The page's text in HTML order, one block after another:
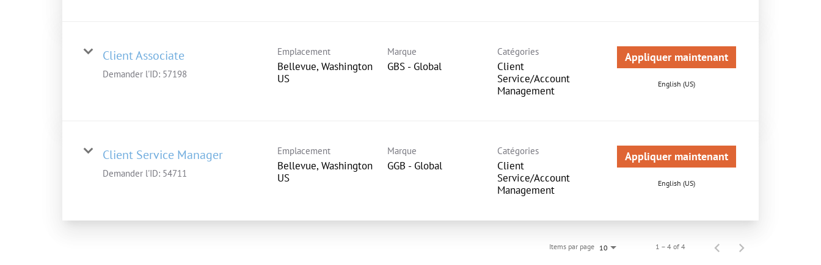
Client Associate
Demander l'ID: 57198
Emplacement
Bellevue, Washington
Marque
GBS - Global
Catégories
Client
Service/Account
Management
Appliquer maintenant
English (US)
Client Service Manager
Demander l'ID: 54711
Emplacement
Bellevue, Washington
Marque
GGB - Global
Catégories
Client
Service/Account
Management
Appliquer maintenant
English (US)
Items par page 10 1 – 4 of 4